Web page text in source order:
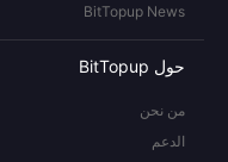
BitTopup News
حول BitTopup
من نحن
الدعم